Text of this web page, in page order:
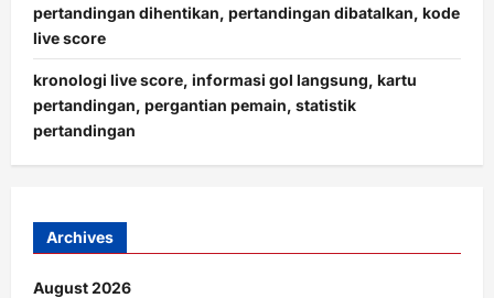
pertandingan dihentikan, pertandingan dibatalkan, kode
live score
kronologi live score, informasi gol langsung, kartu
pertandingan, pergantian pemain, statistik
pertandingan
Archives
August 2026